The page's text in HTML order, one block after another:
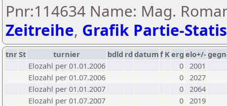
Pnr:114634 Name: Mag.
Zeitreihe, Grafik Partie-
tnrSt turnier bdld rd datumf Kerg elo+/-
Elozahl per 01.01.2006
0 2001
Elozahl per 01.07.2006
0 2027
Elozahl per 01.01.2007
0 2064
Elozahl per 01.07.2007
0 2019